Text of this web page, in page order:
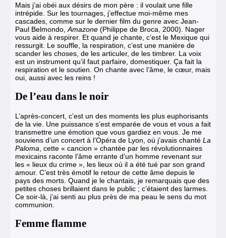
Mais j’ai obéi aux désirs de mon père : il voulait une fille
intrépide. Sur les tournages, j’effectue moi-même mes
cascades, comme sur le dernier film du genre avec Jean-
Paul Belmondo, Amazone (Philippe de Broca, 2000). Nager
vous aide à respirer. Et quand je chante, c’est le Mexique qui
ressurgit. Le souffle, la respiration, c’est une manière de
scander les choses, de les articuler, de les timbrer. La voix
est un instrument qu’il faut parfaire, domestiquer. Ça fait la
respiration et le soutien. On chante avec l’âme, le cœur, mais
oui, aussi avec les reins !
De l’eau dans le noir
L’après-concert, c’est un des moments les plus euphorisants
de la vie. Une puissance s’est emparée de vous et vous a fait
transmettre une émotion que vous gardiez en vous. Je me
souviens d’un concert à l’Opéra de Lyon, où j’avais chanté La
Paloma , cette « cancion » chantée par les révolutionnaires
mexicains raconte l’âme errante d’un homme revenant sur
les « lieux du crime », les lieux où il a été tué par son grand
amour. C’est très émotif le retour de cette âme depuis le
pays des morts. Quand je le chantais, je remarquais que des
petites choses brillaient dans le public ; c’étaient des larmes.
Ce soir-là, j’ai senti au plus près de ma peau le sens du mot
communion.
Femme flamme